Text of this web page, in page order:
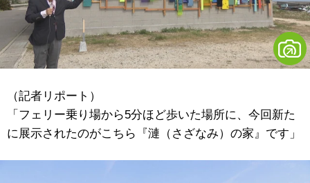
（記者リポート）
「フェリー乗り場から5分ほど歩いた場所に、今回新た
に展示されたのがこちら『漣（さざなみ）の家』です」